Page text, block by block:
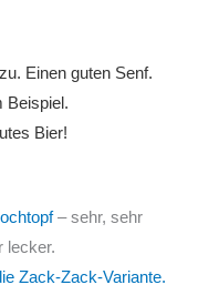
Einen guten Senf.
Beispiel.
Bier!
– sehr, sehr
lecker.
Zack-Zack-Variante.